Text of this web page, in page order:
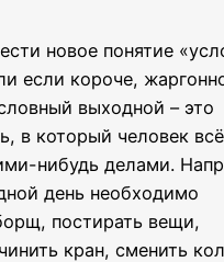
новое понятие
если короче,
выходной – это
в который человек
нибудь делами.
день необходимо
постирать вещи,
кран, сменить